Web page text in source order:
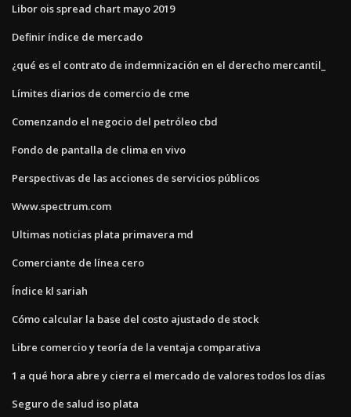
Libor ois spread chart mayo 2019
Definir índice de mercado
¿qué es el contrato de indemnización en el derecho mercantil_
Límites diarios de comercio de cme
Comenzando el negocio del petróleo cbd
Fondo de pantalla de clima en vivo
Perspectivas de las acciones de servicios públicos
Www.spectrum.com
Ultimas noticias plata primavera md
Comerciante de línea cero
Índice kl sariah
Cómo calcular la base del costo ajustado de stock
Libre comercio y teoría de la ventaja comparativa
1 a qué hora abre y cierra el mercado de valores todos los días
Seguro de salud iso plata